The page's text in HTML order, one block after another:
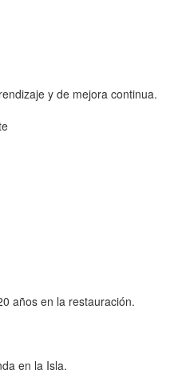
y de mejora continua.
años en la restauración.
en la Isla.